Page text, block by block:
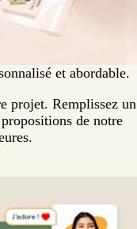
et abordable.
projet. Remplissez un
de notre